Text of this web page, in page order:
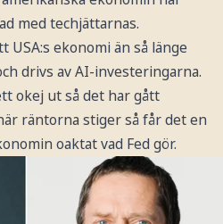
med techjättarnas.
USA:s ekonomi än så länge
drivs av AI-investeringarna.
okej ut så det har gått
räntorna stiger så får det en
oaktat vad Fed gör.